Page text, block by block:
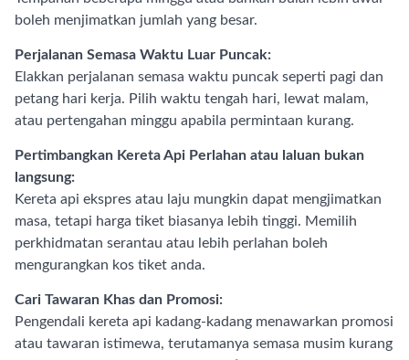
boleh menjimatkan jumlah yang besar.
Perjalanan Semasa Waktu Luar Puncak:
Elakkan perjalanan semasa waktu puncak seperti pagi dan
petang hari kerja. Pilih waktu tengah hari, lewat malam,
atau pertengahan minggu apabila permintaan kurang.
Pertimbangkan Kereta Api Perlahan atau laluan bukan
langsung:
Kereta api ekspres atau laju mungkin dapat mengjimatkan
masa, tetapi harga tiket biasanya lebih tinggi. Memilih
perkhidmatan serantau atau lebih perlahan boleh
mengurangkan kos tiket anda.
Cari Tawaran Khas dan Promosi:
Pengendali kereta api kadang-kadang menawarkan promosi
atau tawaran istimewa, terutamanya semasa musim kurang